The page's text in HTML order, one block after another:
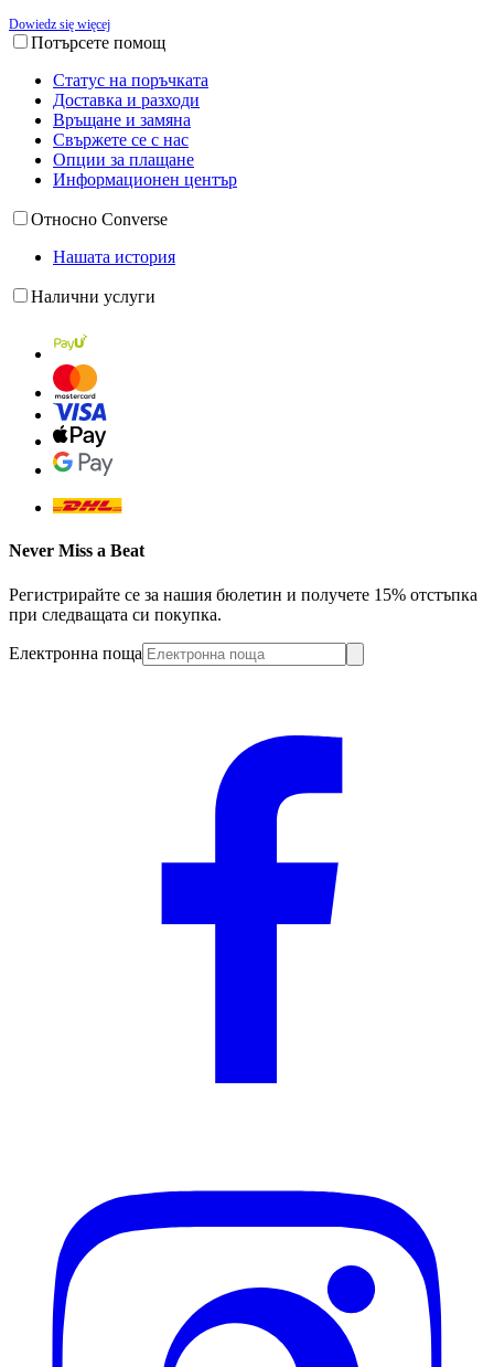
Dowiedz się więcej
Потърсете помощ
Статус на поръчката
Доставка и разходи
Връщане и замяна
Свържете се с нас
Опции за плащане
Информационен център
Относно Converse
Нашата история
Налични услуги
Never Miss a Beat
Регистрирайте се за нашия бюлетин и получете 15% отстъпка
при следващата си покупка.
Електронна поща